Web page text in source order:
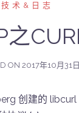
技术&日志
之
ON 2017年10月31日
创建的